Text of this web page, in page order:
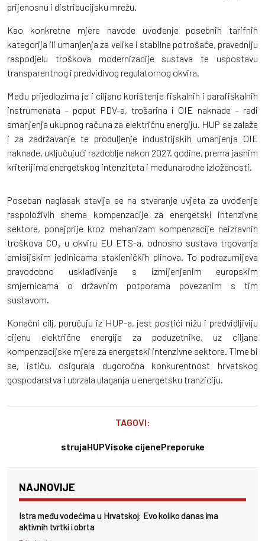
prijenosnu i distribucijsku mrežu.
Kao konkretne mjere navode uvođenje posebnih tarifnih
kategorija ili umanjenja za velike i stabilne potrošače, pravedniju
raspodjelu troškova modernizacije sustava te uspostavu
transparentnog i predvidivog regulatornog okvira.
Među prijedlozima je i ciljano korištenje fiskalnih i parafiskalnih
instrumenata – poput PDV-a, trošarina i OIE naknade – radi
smanjenja ukupnog računa za električnu energiju. HUP se zalaže
i za zadržavanje te produljenje industrijskih umanjenja OIE
naknade, uključujući razdoblje nakon 2027. godine, prema jasnim
kriterijima energetskog intenziteta i međunarodne izloženosti.
Poseban naglasak stavlja se na stvaranje uvjeta za uvođenje
raspoloživih shema kompenzacije za energetski intenzivne
sektore, ponajprije kroz mehanizam kompenzacije neizravnih
troškova CO₂ u okviru EU ETS-a, odnosno sustava trgovanja
emisijskim jedinicama stakleničkih plinova. To podrazumijeva
pravodobno usklađivanje s izmijenjenim europskim
smjernicama o državnim potporama povezanim s tim
sustavom.
Konačni cilj, poručuju iz HUP-a, jest postići nižu i predvidljiviju
cijenu električne energije za poduzetnike, uz ciljane
kompenzacijske mjere za energetski intenzivne sektore. Time bi
se, ističu, osigurala dugoročna konkurentnost hrvatskog
gospodarstva i ubrzala ulaganja u energetsku tranziciju.
TAGOVI:
strujaHUPVisoke cijenePreporuke
NAJNOVIJE
Istra među vodećima u Hrvatskoj: Evo koliko danas ima
aktivnih tvrtki i obrta